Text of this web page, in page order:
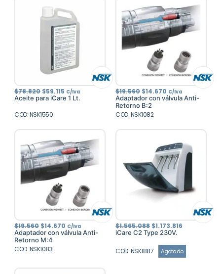
$78.820 El
precio
original
$78.820.
$59.115 El
precio
actual
C/Iva
Aceite para iCare 1 Lt.
COD: NSK1550
$19.560 El
precio
original
era:
$19.560.
$14.670 El
precio
actual
C/Iva
Adaptador con válvula Anti-
Retorno B:2
COD: NSK1082
$19.560 El
precio
original
era:
$19.560.
$14.670 El
precio
actual
C/Iva
Adaptador con válvula Anti-
Retorno M:4
COD: NSK1083
$1.565.088 El
precio
original
era:
$1.565.088.
$1.173.816
es:
$1.173.816.
iCare C2 Type 230V.
COD: NSK1887 Agotado